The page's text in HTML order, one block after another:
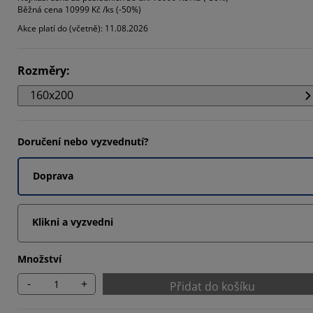
Běžná cena 10999 Kč /ks (-50%)
Akce platí do (včetně): 11.08.2026
Rozměry:
160x200
Doručení nebo vyzvednutí?
Doprava
Klikni a vyzvedni
Množství
- + Přidat do košíku